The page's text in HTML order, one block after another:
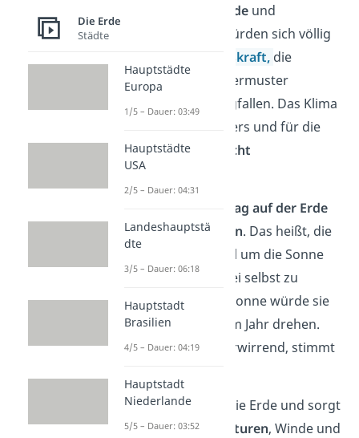
Winde und
Meeresströmungen
würden sich völlig
Corioliskraft, die
Strömungen und Wettermuster
beeinflusst, würde wegfallen. Das Klima
wäre vollkommen anders und für die
meisten Lebewesen n
icht
überlebensfähig
ein Tag auf der Erde
einem Jahr entsprechen. Das heißt, die
Erde würde sich einmal um die Sonne
drehen, ohne sich dabei selbst zu
drehen. Aus Sicht der Sonne würde sie
sich trotzdem einmal im Jahr drehen.
Das ist ein bisschen verwirrend, stimmt
Zum Glück dreht sich die Erde und sorgt
so fürstabile Temperaturen, Winde und
Die Erde
Städte
Hauptstädte
Europa
1/5 – Dauer: 03:49
Hauptstädte
USA
2/5 – Dauer: 04:31
Landeshauptstä
dte
3/5 – Dauer: 06:18
Hauptstadt
Brasilien
4/5 – Dauer: 04:19
Hauptstadt
Niederlande
5/5 – Dauer: 03:52